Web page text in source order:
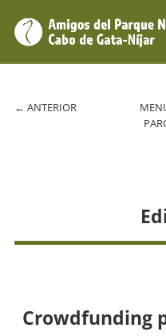
← ANTERIOR
Crowdfunding